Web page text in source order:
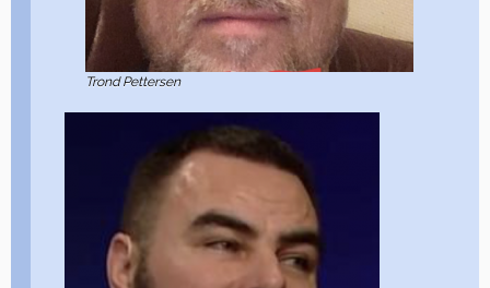
Trond Pettersen